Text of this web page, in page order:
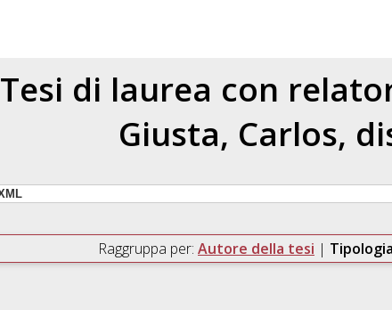
Tesi di laurea con
Giusta, Carlos,
Raggruppa per: Autore della tesi |